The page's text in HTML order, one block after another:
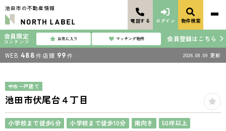
池田市の不動産情報
電話する ログイン 物件検索
会員限定
コンテンツ お気に入り マッチング物件 会員登録はこちら
WEB 488 件 店頭 99 件 2026.08.09 更新
中古一戸建て
池田市伏尾台４丁目
小学校まで徒歩5分 小学校まで徒歩10分 南向き
50坪以上